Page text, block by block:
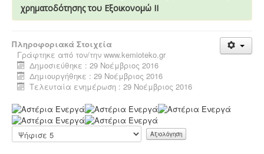
Μελέτη και εγκατάσταση λιποσυλλέκτη -
επιχειρήσεις μαζικής εστίασης, η χρήση λιποσυλλέκτη,
κατόπιν υγειονολογικής μελέτης, συμβατής με τα
πρότυπα DIN 1986-100α, EN 1825-1+2, DIN 4040-100 είναι
υποχρεωτική από την υγειονομική διάταξη Υ1γ / ΓΠ /
οικ. 47829 / 17.
χρηματοδότησης του Εξοικονομώ ΙΙ
Πληροφοριακά Στοιχεία
Γράφτηκε από τον/την www.kemioteko.gr
Δημοσιεύθηκε : 29 Νοέμβριος 2016
Δημιουργήθηκε : 29 Νοέμβριος 2016
Τελευταία ενημέρωση : 29 Νοέμβριος 2016
Α
ξ
ι
ο
Παρακαλώ
αξιολογήστε